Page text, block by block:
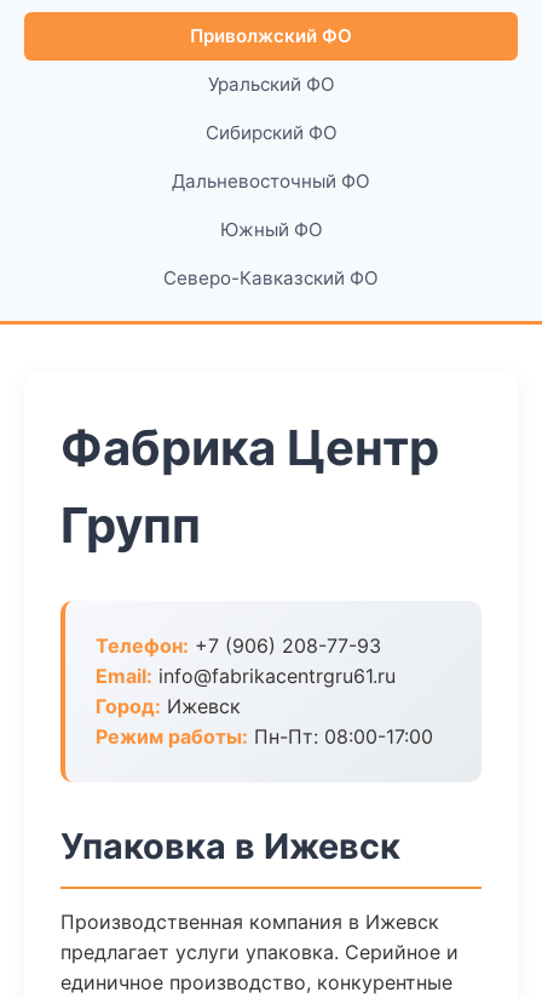
Приволжский ФО
Уральский ФО
Сибирский ФО
Дальневосточный ФО
Южный ФО
Северо-Кавказский ФО
Фабрика Центр
Групп
Телефон: +7 (906) 208-77-93
Email: info@fabrikacentrgru61.ru
Город: Ижевск
Режим работы: Пн-Пт: 08:00-17:00
Упаковка в Ижевск
Производственная компания в Ижевск
предлагает услуги упаковка. Серийное и
единичное производство, конкурентные